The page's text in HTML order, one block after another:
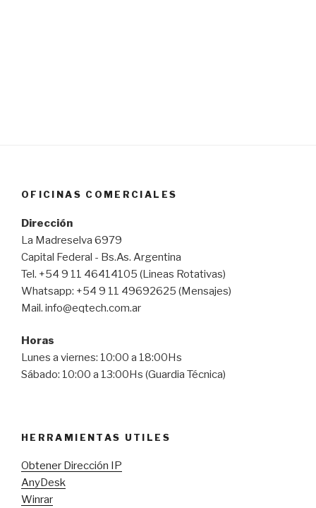
OFICINAS COMERCIALES
Dirección
La Madreselva 6979
Capital Federal - Bs.As. Argentina
Tel. +54 9 11 46414105 (Lineas Rotativas)
Whatsapp: +54 9 11 49692625 (Mensajes)
Mail. info@eqtech.com.ar
Horas
Lunes a viernes: 10:00 a 18:00Hs
Sábado: 10:00 a 13:00Hs (Guardia Técnica)
HERRAMIENTAS UTILES
Obtener Dirección IP
AnyDesk
Winrar